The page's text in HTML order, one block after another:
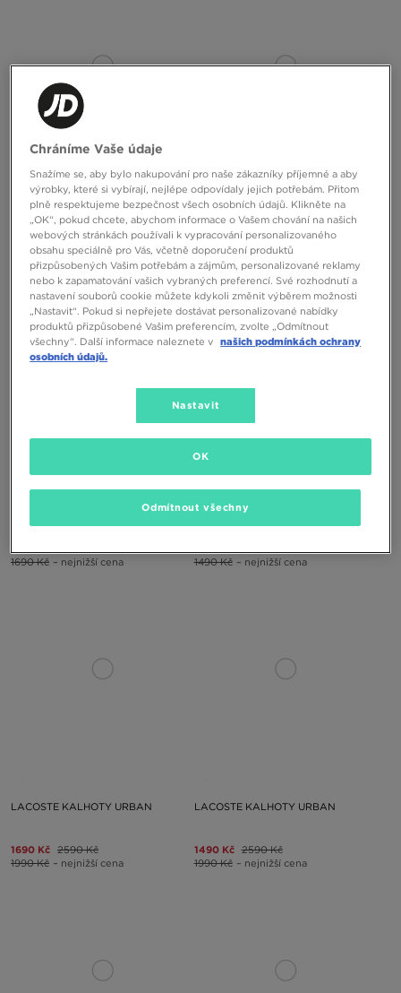
LACOSTE TRIČKO
1690 Kč
LACOSTE ŠORTKY
1390 Kč 1690 Kč
1690 Kč
– nejnižší cena
ONLY AT
1690 Kč – nejnižší cena
LACOSTE TRIČKO
1490 Kč – nejnižší cena
LACOSTE KALHOTY URBAN
1690 Kč 2590 Kč
1990 Kč – nejnižší cena
LACOSTE KALHOTY URBAN
1490 Kč 2590 Kč
1990 Kč – nejnižší cena
Chráníme Vaše údaje
Snažíme se, aby bylo nakupování pro naše zákazníky příjemné a aby
výrobky, které si vybírají, nejlépe odpovídaly jejich potřebám. Přitom
plně respektujeme bezpečnost všech osobních údajů. Klikněte na
„OK“, pokud chcete, abychom informace o Vašem chování na našich
webových stránkách používali k vypracování personalizovaného
obsahu speciálně pro Vás, včetně doporučení produktů
přizpůsobených Vašim potřebám a zájmům, personalizované reklamy
nebo k zapamatování vašich vybraných preferencí. Své rozhodnutí a
nastavení souborů cookie můžete kdykoli změnit výběrem možnosti
„Nastavit“. Pokud si nepřejete dostávat personalizované nabídky
produktů přizpůsobené Vašim preferencím, zvolte „Odmítnout
všechny“. Další informace naleznete v našich podmínkách ochrany
osobních údajů.
Nastavit
Odmítnout všechny
OK